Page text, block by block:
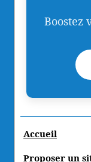
Boostez
Accueil
Proposer un